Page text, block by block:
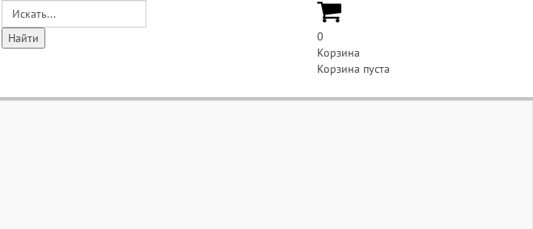
0
Корзина
Корзина пуста